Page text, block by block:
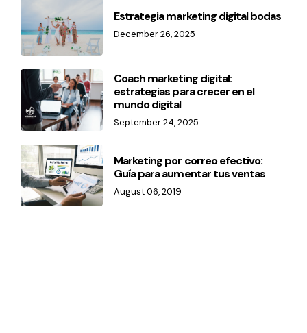
Estrategia marketing digital bodas
December 26, 2025
Coach marketing digital:
estrategias para crecer en el
mundo digital
September 24, 2025
Marketing por correo efectivo:
Guía para aumentar tus ventas
August 06, 2019